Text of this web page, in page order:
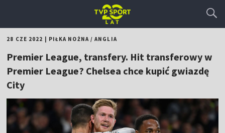
28 CZE 2022 PIŁKA NOŻNA/ANGLIA
Premier League, transfery. Hit transferowy w
Premier League? Chelsea chce kupić gwiazdę
City